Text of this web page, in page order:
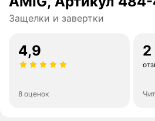
Защелки и завертки
4,9
8 оценок
2